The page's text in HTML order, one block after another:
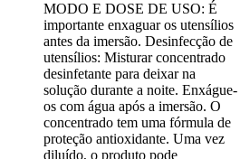
MODO E DOSE DE USO: É
importante enxaguar os utensílios
antes da imersão. Desinfecção de
utensílios: Misturar concentrado
desinfetante para deixar na
solução durante a noite. Enxágue-
os com água após a imersão. O
concentrado tem uma fórmula de
proteção antioxidante. Uma vez
diluído, o produto pode